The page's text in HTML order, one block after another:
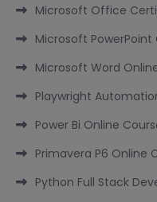
Microsoft Office
Microsoft PowerPoint
Microsoft Word
Playwright
Power Bi Online
Primavera P6 Online
Python Full Stack